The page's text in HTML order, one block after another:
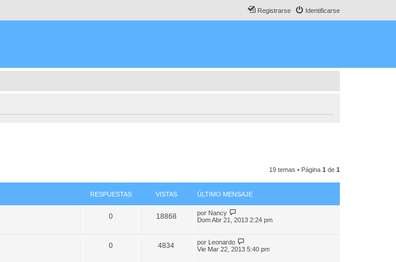
Identificarse
Registrarse
19 temas • Página 1 de 1
RESPUESTAS VISTAS ÚLTIMO MENSAJE
0 18868 por Nancy
Dom Abr 21, 2013 2:24 pm
0 4834 por Leonardo
Vie Mar 22, 2013 5:40 pm